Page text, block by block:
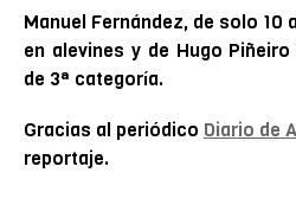
Manuel Fernández, de solo
en alevines y de Hugo
de 3ª categoría.
Gracias al periódico Diario de
reportaje.